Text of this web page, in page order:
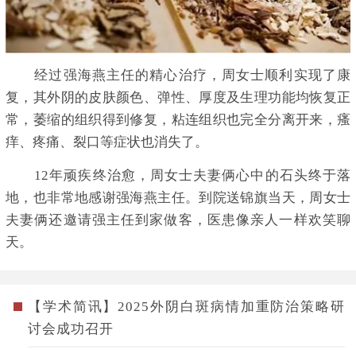
经过强海燕主任的精心治疗，周女士顺利实现了康
复，其外阴的皮肤颜色、弹性、厚度及生理功能均恢复正
常，萎缩的组织得到修复，粘连组织也完全分离开来，瘙
痒、疼痛、裂口等症状也消失了。
12年顽疾终治愈，周女士夫妻俩心中的石头终于落
地，也非常地感谢强海燕主任。到院送锦旗当天，周女士
夫妻俩还邀请强主任到家做客，医患像亲人一样欢笑聊
天。
【学术简讯】2025外阴白斑病情加重防治策略研
讨会成功召开